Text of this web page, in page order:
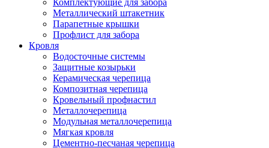
Комплектующие для забора
Металлический штакетник
Парапетные крышки
Профлист для забора
Кровля
Водосточные системы
Защитные козырьки
Керамическая черепица
Композитная черепица
Кровельный профнастил
Металлочерепица
Модульная металлочерепица
Мягкая кровля
Цементно-песчаная черепица